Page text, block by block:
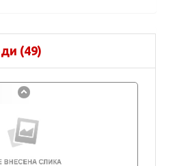
(49)